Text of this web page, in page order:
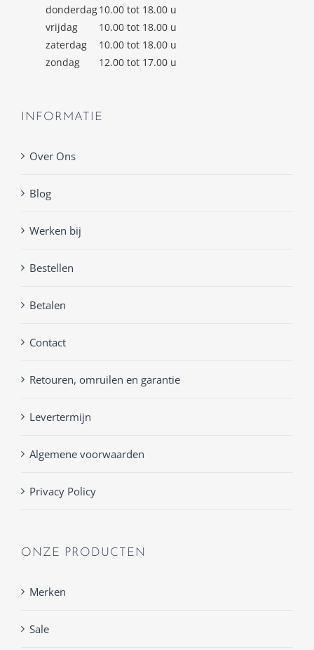
donderdag10.00 tot 18.00 u
vrijdag
10.00 tot 18.00 u
zaterdag
10.00 tot 18.00 u
zondag
12.00 tot 17.00 u
INFORMATIE
Over Ons
Blog
Werken bij
Bestellen
Betalen
Contact
Retouren, omruilen en garantie
Levertermijn
Algemene voorwaarden
Privacy Policy
ONZE PRODUCTEN
Merken
Sale